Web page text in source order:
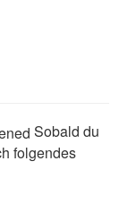
Sobald du
folgendes